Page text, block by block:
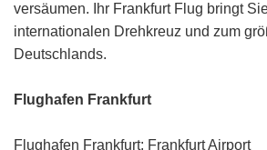
versäumen. Ihr Frankfurt Flug bringt
internationalen Drehkreuz und zum
Deutschlands.
Flughafen Frankfurt
Flughafen Frankfurt: Frankfurt Airport